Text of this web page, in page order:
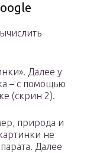
Далее у
– с помощью
(скрин 2).
природа и
не
Далее